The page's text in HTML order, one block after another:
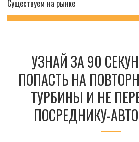
Существуем на рынке
УЗНАЙ ЗА 90
ПОПАСТЬ НА
ТУРБИНЫ И НЕ
ПОСРЕДНИКУ-